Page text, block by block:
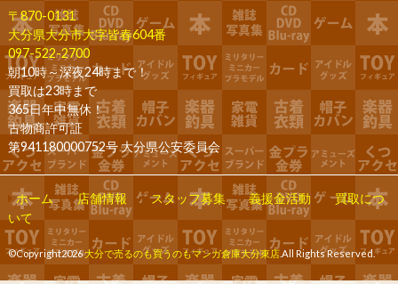
〒870-0131
大分県大分市大字皆春604番
097-522-2700
朝10時～深夜24時まで！
買取は23時まで
365日年中無休！
古物商許可証
第941180000752号 大分県公安委員会
ホーム 店舗情報 スタッフ募集 義援金活動
買取につ
いて
©Copyright2026大分で売るのも買うのもマンガ倉庫大分東店.All Rights Reserved.